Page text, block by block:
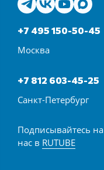
+7 495 150-50-45
Москва
+7 812 603-45-25
Санкт-Петербург
Подписывайтесь на
нас в RUTUBE